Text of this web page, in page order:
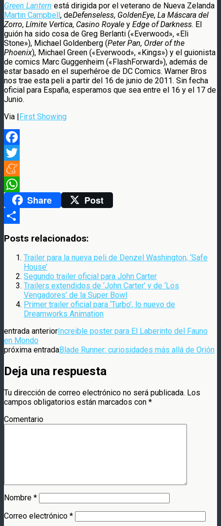
Green Lantern está dirigida por el veterano de Nueva Zelanda
Martin Campbell, deDefenseless, GoldenEye, La Máscara del
Zorro, Límite Vertica, Casino Royale y Edge of Darkness. El
guión ha sido cosa de Greg Berlanti («Everwood», «Eli
Stone»), Michael Goldenberg (Peter Pan, Order of the
Phoenix), Michael Green («Everwood», «Kings») y el guionista
de comics Marc Guggenheim («FlashForward»), además de
estar basado en el superhéroe de DC Comics. Warner Bros
nos trae esta peli a partir del 16 de junio de 2011. Sin fecha
oficial para España, esperamos que sea entre el 16 y el 17 de
Junio.
Via |First Showing
Facebook
Twitter
Meneame
WhatsAppShare Post
Posts relacionados:
Trailer para la nueva peli de Denzel Washington, ‘Safe
House’
Segundo trailer oficial para John Carter
Trailers extendidos de ‘John Carter’ y de ‘Los
Vengadores’ de la Super Bowl
Primer trailer oficial para ‘Turbo’, lo nuevo de
Dreamworks Animation
entrada anterior Increible poster para El Laberinto del Fauno
en Mondo
próxima entradaBlade Runner: curiosidades más allá de Orión
Deja una respuesta
Tu dirección de correo electrónico no será publicada. Los
campos obligatorios están marcados con *
Comentario
Nombre *
Correo electrónico *